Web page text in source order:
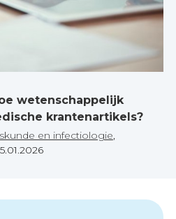
wetenschappelijk
krantenartikels?
en infectiologie